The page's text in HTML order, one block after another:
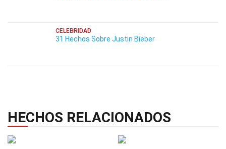
CELEBRIDAD
31 Hechos Sobre Justin Bieber
HECHOS RELACIONADOS